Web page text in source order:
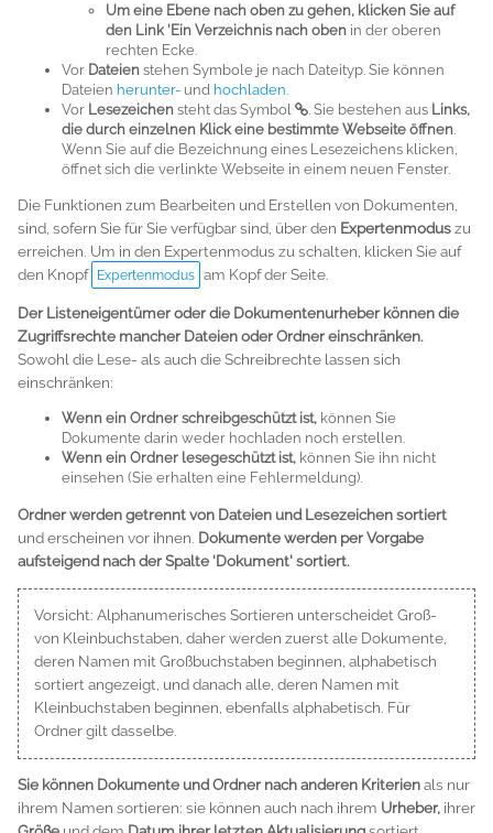
Um eine Ebene nach oben zu gehen, klicken Sie auf
den Link 'Ein Verzeichnis nach oben in der oberen
rechten Ecke.
Vor Dateien stehen Symbole je nach Dateityp. Sie können
Dateien herunter- und hochladen.
Vor Lesezeichen steht das Symbol . Sie bestehen aus Links,
die durch einzelnen Klick eine bestimmte Webseite öffnen
Wenn Sie auf die Bezeichnung eines Lesezeichens klicken,
öffnet sich die verlinkte Webseite in einem neuen Fenster.
Die Funktionen zum Bearbeiten und Erstellen von Dokumenten,
sind, sofern Sie für Sie verfügbar sind, über den Expertenmoduszu
erreichen. Um in den Expertenmodus zu schalten, klicken Sie auf
den Knopf Expertenmodus am Kopf der Seite.
Der Listeneigentümer oder die Dokumentenurheber können die
Zugriffsrechte mancher Dateien oder Ordner einschränken.
Sowohl die Lese- als auch die Schreibrechte lassen sich
einschränken:
Wenn ein Ordner schreibgeschützt ist, können Sie
Dokumente darin weder hochladen noch erstellen.
Wenn ein Ordner lesegeschützt ist, können Sie ihn nicht
einsehen (Sie erhalten eine Fehlermeldung).
Ordner werden getrennt von Dateien und Lesezeichen sortiert
und erscheinen vor ihnen. Dokumente werden per Vorgabe
aufsteigend nach der Spalte 'Dokument' sortiert.
Vorsicht: Alphanumerisches Sortieren unterscheidet Groß-
von Kleinbuchstaben, daher werden zuerst alle Dokumente,
deren Namen mit Großbuchstaben beginnen, alphabetisch
sortiert angezeigt, und danach alle, deren Namen mit
Kleinbuchstaben beginnen, ebenfalls alphabetisch. Für
Ordner gilt dasselbe.
Sie können Dokumente und Ordner nach anderen Kriterienals nur
ihrem Namen sortieren: sie können auch nach ihrem Urheber, ihrer